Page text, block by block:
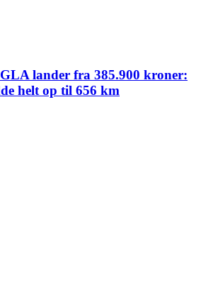
GLA lander fra 385.900 kroner:
helt op til 656 km